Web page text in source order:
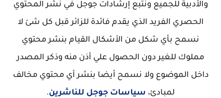
والأدبية للجميع ونتبع إرشادات جوجل في نشر المحتوي
الحصري الفريد الذي يقدم فائدة للزائر قبل كل شئ لا
نسمح بأي شكل من الأشكال القيام بنشر محتوي
مملوك للغير دون الحصول علي أذن منه وذكر المصدر
داخل الموضوع ولا نسمح أيضا بنشر أي محتوي مخالف
لمبادئ، سياسات جوجل للناشرين.